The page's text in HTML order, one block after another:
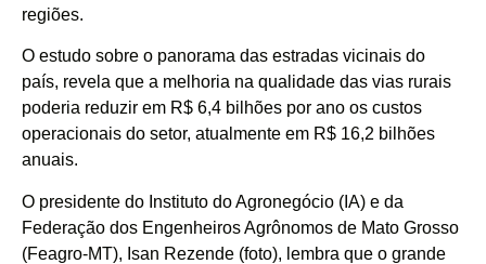
regiões.
O estudo sobre o panorama das estradas vicinais do
país, revela que a melhoria na qualidade das vias rurais
poderia reduzir em R$ 6,4 bilhões por ano os custos
operacionais do setor, atualmente em R$ 16,2 bilhões
anuais.
O presidente do Instituto do Agronegócio (IA) e da
Federação dos Engenheiros Agrônomos de Mato Grosso
(Feagro-MT), Isan Rezende (foto), lembra que o grande